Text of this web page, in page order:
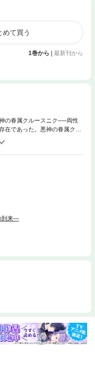
めて買う
1巻から 最新刊から
の眷属クルースニク──両性
在であった。悪神の眷属クド
な血脈である黑諏家の三兄弟
影響される体は飢えを覚え始
まうと、貪婪な性欲は抑えき
到来―